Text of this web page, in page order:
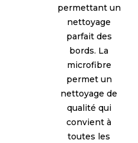
permettant un
nettoyage
parfait des
bords. La
microfibre
permet un
nettoyage de
qualité qui
convient à
toutes les